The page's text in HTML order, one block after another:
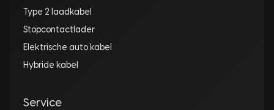
Type 2 laadkabel
Stopcontactlader
Elektrische auto kabel
Hybride kabel
Service